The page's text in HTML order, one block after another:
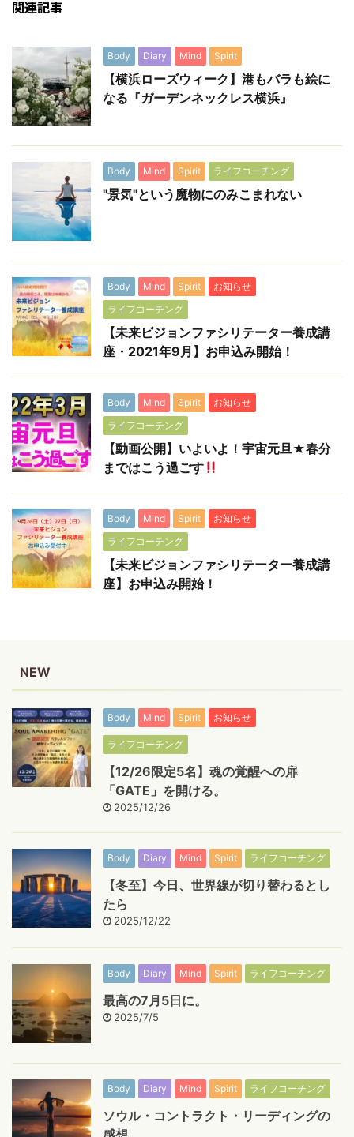
関連記事
Body Diary Mind Spirit
【横浜ローズウィーク】港もバラも絵に
なる『ガーデンネックレス横浜』
Body Mind Spirit ライフコーチング
"景気"という魔物にのみこまれない
Body Mind Spirit
お知らせ
ライフコーチング
【未来ビジョンファシリテーター養成講
座・2021年9月】お申込み開始！
Body Mind Spirit
お知らせ
ライフコーチング
【動画公開】いよいよ！宇宙元旦★春分
まではこう過ごす
Body Mind Spirit
お知らせ
ライフコーチング
【未来ビジョンファシリテーター養成講
座】お申込み開始！
NEW
Body Mind Spirit お知らせ
ライフコーチング
【12/26限定5名】魂の覚醒への扉
「GATE」を開ける。
2025/12/26
Body Diary Mind Spirit ライフコーチング
【冬至】今日、世界線が切り替わるとし
たら
2025/12/22
Body Diary Mind Spirit ライフコーチング
最高の7月5日に。
2025/7/5
Body Diary Mind Spirit ライフコーチング
ソウル・コントラクト・リーディングの